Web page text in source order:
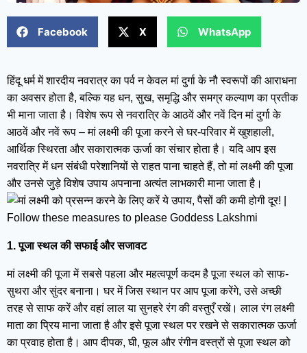
Facebook X WhatsApp
हिंदू धर्म में शारदीय नवरात्र का पर्व न केवल मां दुर्गा के नौ स्वरूपों की आराधना
का अवसर होता है, बल्कि यह धन, सुख, समृद्धि और समग्र कल्याण का प्रतीक
भी माना जाता है। विशेष रूप से नवरात्रि के आठवें और नवें दिन मां दुर्गा के
आठवें और नवें रूप – मां लक्ष्मी की पूजा करने से घर-परिवार में खुशहाली,
आर्थिक स्थिरता और सकारात्मक ऊर्जा का संचार होता है। यदि आप इस
नवरात्रि में धन संबंधी परेशानियों से राहत पाना चाहते हैं, तो मां लक्ष्मी की पूजा
और उनसे जुड़े विशेष उपाय अपनाना अत्यंत लाभकारी माना जाता है।
1. पूजा स्थल की सफाई और सजावट
मां लक्ष्मी की पूजा में सबसे पहला और महत्वपूर्ण कदम है पूजा स्थल को साफ-
सुथरा और सुंदर बनाना। घर में जिस स्थान पर आप पूजा करेंगे, उसे अच्छी
तरह से साफ करें और वहां लाल या सुनहरे रंग की वस्तुएँ रखें। लाल रंग लक्ष्मी
माता का प्रिय माना जाता है और इसे पूजा स्थल पर रखने से सकारात्मक ऊर्जा
का प्रवाह होता है। आप दीपक, घी, फूल और रंगीन वस्त्रों से पूजा स्थल को